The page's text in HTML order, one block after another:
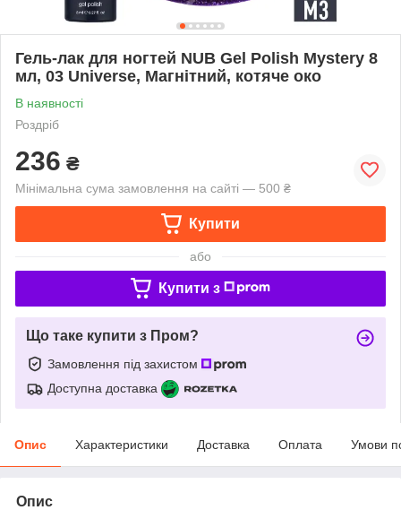
Гель-лак для ногтей NUB Gel Polish Mystery 8
мл, 03 Universe, Магнітний, котяче око
В наявності
Роздріб
236 ₴
Мінімальна сума замовлення на сайті — 500 ₴
Купити
або
Купити з
Що таке купити з Пром?
Замовлення під захистом
Доступна доставка
Опис Характеристики Доставка Оплата Умови
Опис